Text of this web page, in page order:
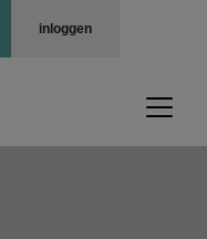
inloggen